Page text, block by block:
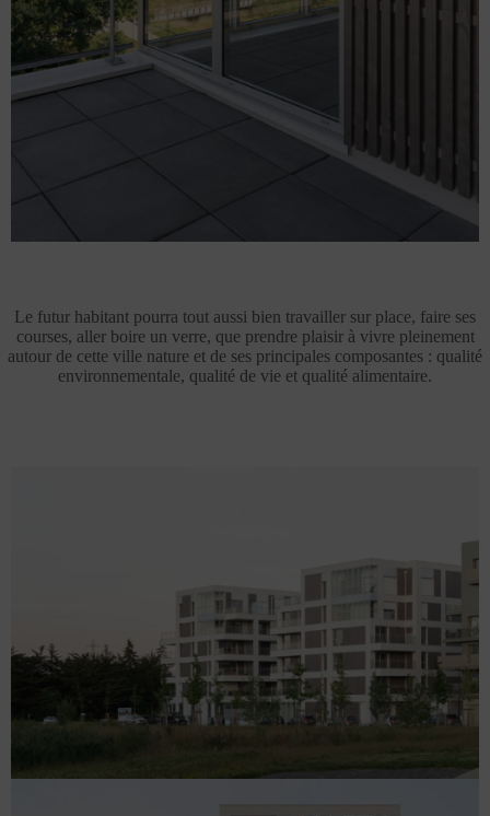
Le futur habitant pourra tout aussi bien travailler sur place, faire ses
courses, aller boire un verre, que prendre plaisir à vivre pleinement
autour de cette ville nature et de ses principales composantes : qualité
environnementale, qualité de vie et qualité alimentaire.